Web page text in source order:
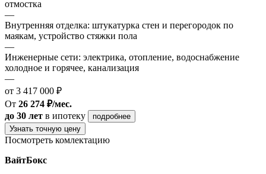
отмостка
—
Внутренняя отделка: штукатурка стен и перегородок по
маякам, устройство стяжки пола
—
Инженерные сети: электрика, отопление, водоснабжение
холодное и горячее, канализация
—
от 3 417 000 ₽
От 26 274 ₽/мес.
до 30 лет в ипотеку
подробнее
Узнать точную цену
Посмотреть комлектацию
ВайтБокс